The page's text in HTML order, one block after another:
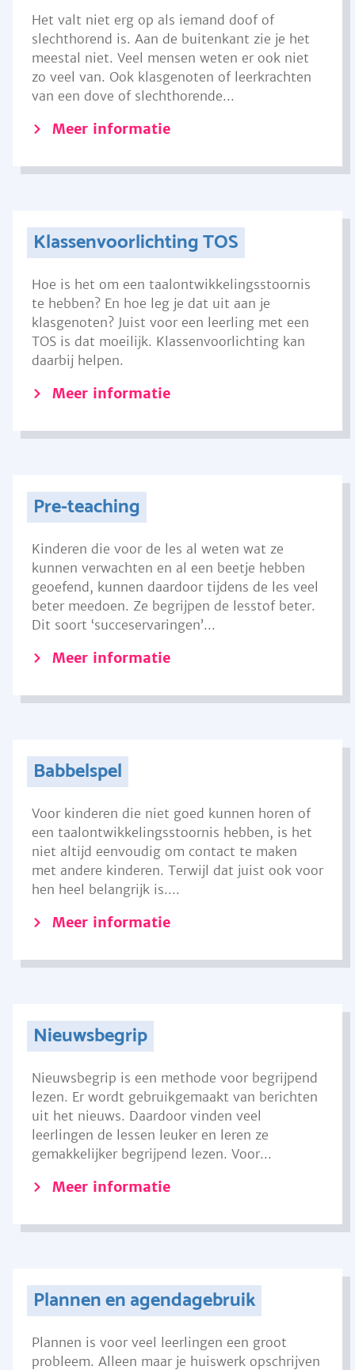
Het valt niet erg op als iemand doof of
slechthorend is. Aan de buitenkant zie je het
meestal niet. Veel mensen weten er ook niet
zo veel van. Ook klasgenoten of leerkrachten
van een dove of slechthorende...
Meer informatie
Klassenvoorlichting TOS
Hoe is het om een taalontwikkelingsstoornis
te hebben? En hoe leg je dat uit aan je
klasgenoten? Juist voor een leerling met een
TOS is dat moeilijk. Klassenvoorlichting kan
daarbij helpen.
Meer informatie
Pre-teaching
Kinderen die voor de les al weten wat ze
kunnen verwachten en al een beetje hebben
geoefend, kunnen daardoor tijdens de les veel
beter meedoen. Ze begrijpen de lesstof beter.
Dit soort ‘succeservaringen’...
Meer informatie
Babbelspel
Voor kinderen die niet goed kunnen horen of
een taalontwikkelingsstoornis hebben, is het
niet altijd eenvoudig om contact te maken
met andere kinderen. Terwijl dat juist ook voor
hen heel belangrijk is....
Meer informatie
Nieuwsbegrip
Nieuwsbegrip is een methode voor begrijpend
lezen. Er wordt gebruikgemaakt van berichten
uit het nieuws. Daardoor vinden veel
leerlingen de lessen leuker en leren ze
gemakkelijker begrijpend lezen. Voor...
Meer informatie
Plannen en agendagebruik
Plannen is voor veel leerlingen een groot
probleem. Alleen maar je huiswerk opschrijven